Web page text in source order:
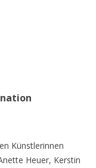
Künstlerinnen
Heuer, Kerstin